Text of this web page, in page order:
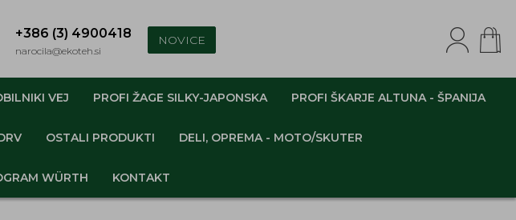
+386 (3) 4900418
narocila@ekoteh.si
NOVICE
VEJ PROFI ŽAGE SILKY-JAPONSKA PROFI ŠKARJE ALTUNA - ŠPANIJA
OSTALI PRODUKTI DELI, OPREMA - MOTO/SKUTER
WÜRTH KONTAKT